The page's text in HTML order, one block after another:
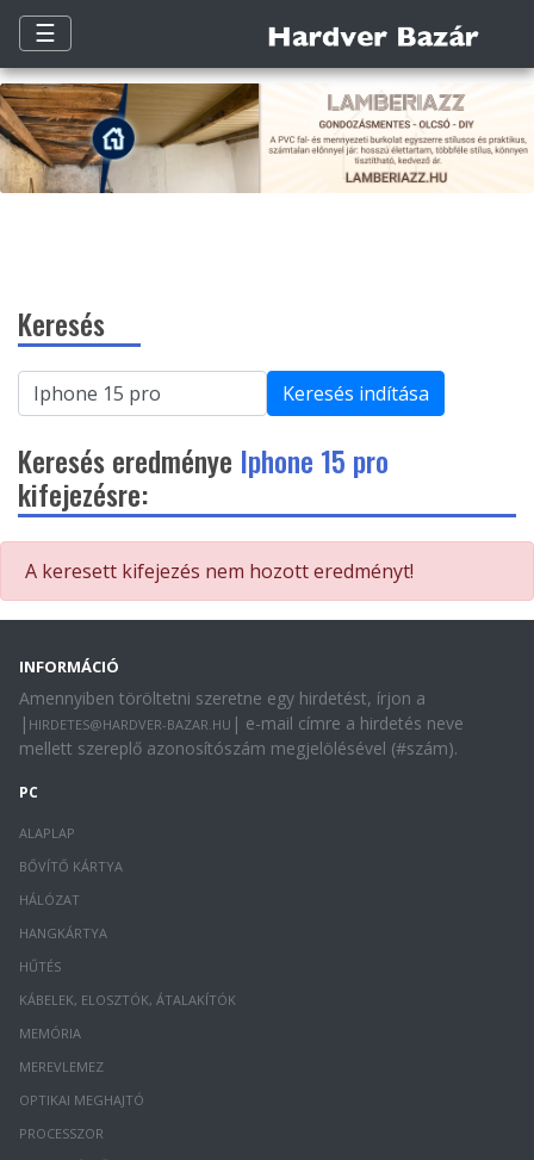
☰
Keresés
Keresés indítása
Keresés eredménye Iphone 15 pro
kifejezésre:
A keresett kifejezés nem hozott eredményt!
INFORMÁCIÓ
Amennyiben töröltetni szeretne egy hirdetést, írjon a
| HIRDETES@HARDVER-BAZAR.HU | e-mail címre a hirdetés neve
mellett szereplő azonosítószám megjelölésével (#szám).
PC
ALAPLAP
BŐVÍTŐ KÁRTYA
HÁLÓZAT
HANGKÁRTYA
HŰTÉS
KÁBELEK, ELOSZTÓK, ÁTALAKÍTÓK
MEMÓRIA
MEREVLEMEZ
OPTIKAI MEGHAJTÓ
PROCESSZOR